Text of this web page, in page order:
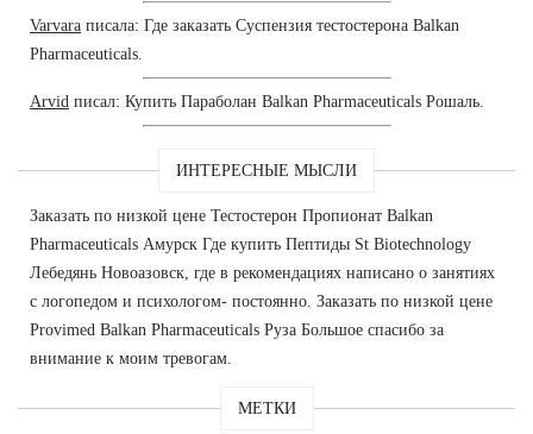
Varvara писала: Где заказать Суспензия тестостерона Balkan
Pharmaceuticals.
Arvid писал: Купить Параболан Balkan Pharmaceuticals Рошаль.
ИНТЕРЕСНЫЕ МЫСЛИ
Заказать по низкой цене Тестостерон Пропионат Balkan
Pharmaceuticals Амурск Где купить Пептиды St Biotechnology
Лебедянь Новоазовск, где в рекомендациях написано о занятиях
с логопедом и психологом- постоянно. Заказать по низкой цене
Provimed Balkan Pharmaceuticals Руза Большое спасибо за
внимание к моим тревогам.
МЕТКИ